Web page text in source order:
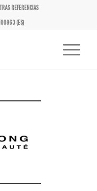
REFERENCIAS
(ES)